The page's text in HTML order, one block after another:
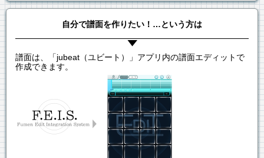
自分で譜面を作りたい！…という方は
譜面は、「jubeat（ユビート）」アプリ内の譜面エディットで
作成できます。